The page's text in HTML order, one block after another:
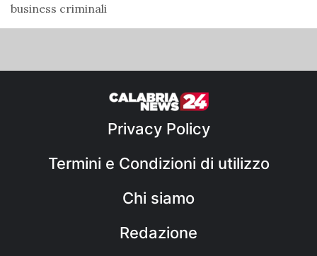
business criminali
Privacy Policy
Termini e Condizioni di utilizzo
Chi siamo
Redazione